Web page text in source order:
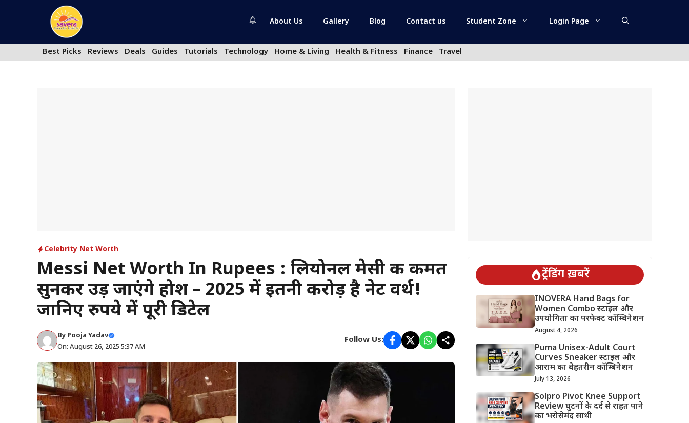
About Us Gallery Blog Contact us Student Zone Login Page
Best Picks Reviews Deals Guides Tutorials Technology Home & Living Health & Fitness Finance Travel
Celebrity Net Worth
Messi Net Worth In Rupees : लियोनल मेसी की कीमत
सुनकर उड़ जाएंगे होश – 2025 में इतनी करोड़ है नेट वर्थ!
जानिए रुपये में पूरी डिटेल
By Pooja Yadav
On: August 26, 2025 5:37 AM
Follow Us:
ट्रेंडिंग ख़बरें
INOVERA Hand Bags for
Women Combo स्टाइल और
उपयोगिता का परफेक्ट कॉम्बिनेशन
August 4, 2026
Puma Unisex-Adult Court
Curves Sneaker स्टाइल और
आराम का बेहतरीन कॉम्बिनेशन
July 13, 2026
Solpro Pivot Knee Support
Review घुटनों के दर्द से राहत पाने
का भरोसेमंद साथी